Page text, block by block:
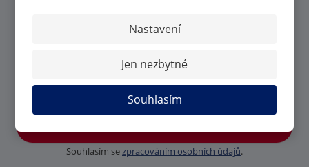
Nastavení
Jen nezbytné
Souhlasím
Souhlasím sezpracováním osobních údajů.